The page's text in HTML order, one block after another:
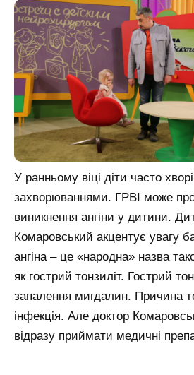
У ранньому віці діти часто
захворюваннями. ГРВІ може
виникнення ангіни у дитини.
Комаровський акцентує увагу
ангіна – це «народна» назва
як гострий тонзиліт. Гострий
запалення мигдалин. Причина
інфекція. Але доктор
відразу приймати медичні